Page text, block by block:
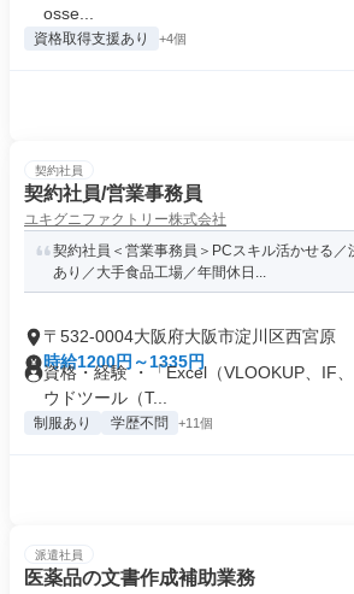
osse...
資格取得支援あり +4個
契約社員
契約社員/営業事務員
ユキグニファクトリー株式会社
契約社員＜営業事務員＞PCスキル活かせる／
あり／大手食品工場／年間休日...
〒532-0004大阪府大阪市淀川区西宮原
時給1200円～1335円
資格・経験 ・「Excel（VLOOKUP、IF
ウドツール（T...
制服あり 学歴不問 +11個
派遣社員
医薬品の文書作成補助業務